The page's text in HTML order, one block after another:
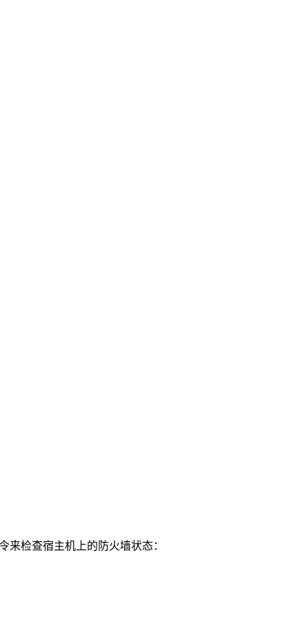
来检查宿主机上的防火墙状态：